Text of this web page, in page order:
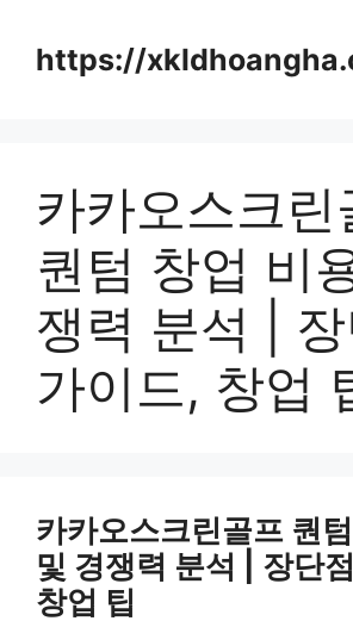
https://
카카오스크린
퀀텀 창업 비
쟁력 분석 |
가이드, 창업
카카오스크린골프 퀀
및 경쟁력 분석 | 장단
창업 팁